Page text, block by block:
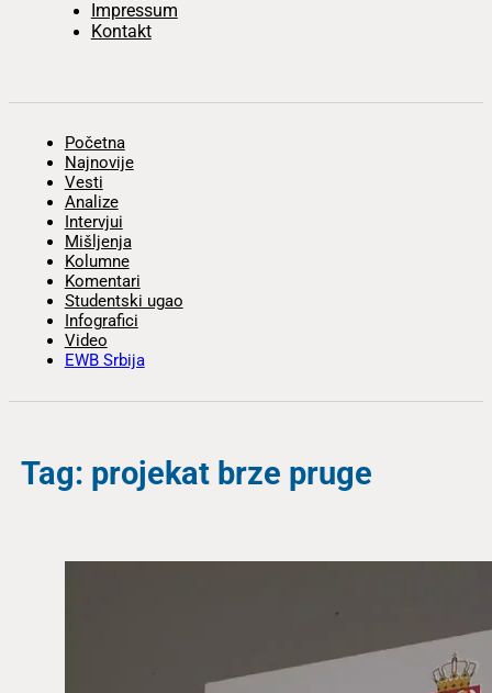
Impressum
Kontakt
Početna
Najnovije
Vesti
Analize
Intervjui
Mišljenja
Kolumne
Komentari
Studentski ugao
Infografici
Video
EWB Srbija
Tag: projekat brze pruge